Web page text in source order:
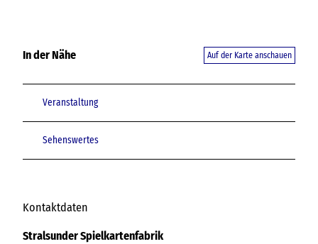
In der Nähe Auf der Karte anschauen
Veranstaltung
Sehenswertes
Kontaktdaten
Stralsunder Spielkartenfabrik